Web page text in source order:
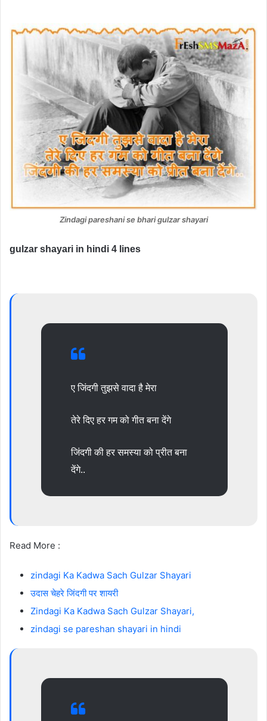
Zindagi pareshani se bhari gulzar shayari
gulzar shayari in hindi 4 lines
ए जिंदगी तुझसे वादा है मेरा
तेरे दिए हर गम को गीत बना देंगे
जिंदगी की हर समस्या को प्रीत बना
देंगे..
Read More :
zindagi Ka Kadwa Sach Gulzar Shayari
उदास चेहरे जिंदगी पर शायरी
Zindagi Ka Kadwa Sach Gulzar Shayari,
zindagi se pareshan shayari in hindi